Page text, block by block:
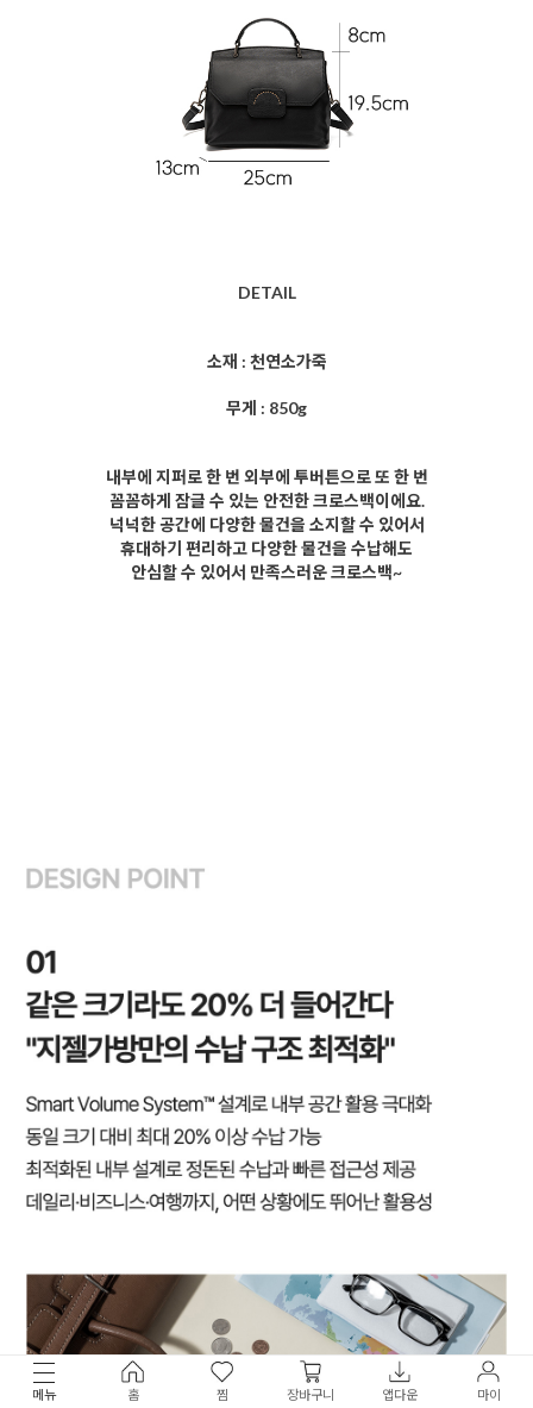
DETAIL
소재 : 천연소가죽
무게 : 850g
내부에 지퍼로 한 번 외부에 투버튼으로 또 한 번
꼼꼼하게 잠글 수 있는 안전한 크로스백이에요.
넉넉한 공간에 다양한 물건을 소지할 수 있어서
휴대하기 편리하고 다양한 물건을 수납해도
안심할 수 있어서 만족스러운 크로스백~
메뉴 홈 찜 장바구니 앱다운 마이